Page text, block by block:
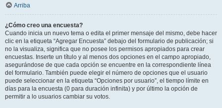
Arriba
¿Cómo creo una encuesta?
Cuando inicia un nuevo tema o edita el primer mensaje del mismo, debe hacer
clic en la etiqueta “Agregar Encuesta” debajo del formulario de publicación; si
no la visualiza, significa que no posee los permisos apropiados para crear
encuestas. Inserte un título y al menos dos opciones en el campo apropiado,
asegurándose de que cada opción se encuentre en la correspondiente línea
del formulario. También puede elegir el número de opciones que el usuario
puede seleccionar en la etiqueta “Opciones por usuario”, el tiempo límite en
días para la encuesta (0 para duración infinita) y por último la opción de
permitir a lo usuarios cambiar su votos.